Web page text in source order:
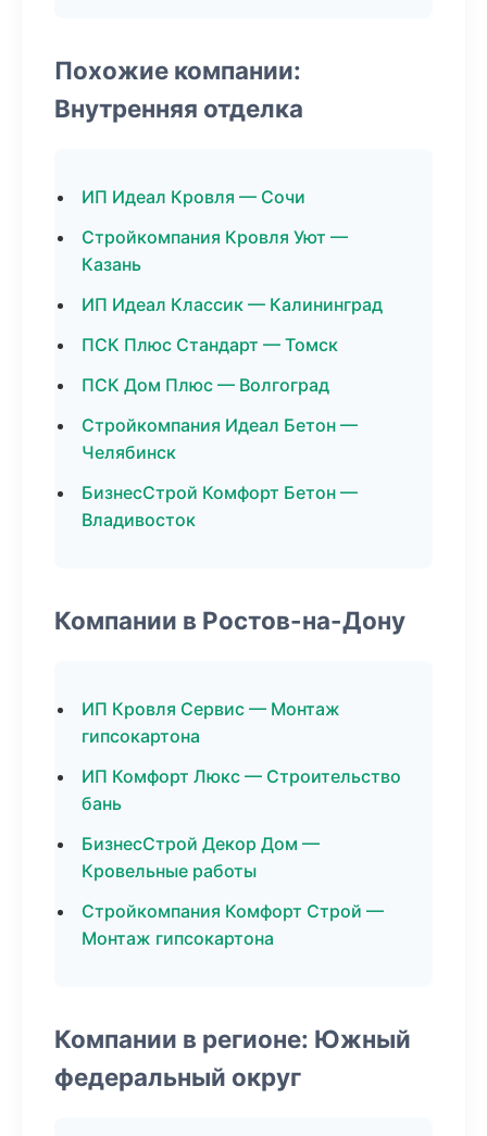
Похожие компании:
Внутренняя отделка
ИП Идеал Кровля — Сочи
Стройкомпания Кровля Уют —
Казань
ИП Идеал Классик — Калининград
ПСК Плюс Стандарт — Томск
ПСК Дом Плюс — Волгоград
Стройкомпания Идеал Бетон —
Челябинск
БизнесСтрой Комфорт Бетон —
Владивосток
Компании в Ростов-на-Дону
ИП Кровля Сервис — Монтаж
гипсокартона
ИП Комфорт Люкс — Строительство
бань
БизнесСтрой Декор Дом —
Кровельные работы
Стройкомпания Комфорт Строй —
Монтаж гипсокартона
Компании в регионе: Южный
федеральный округ